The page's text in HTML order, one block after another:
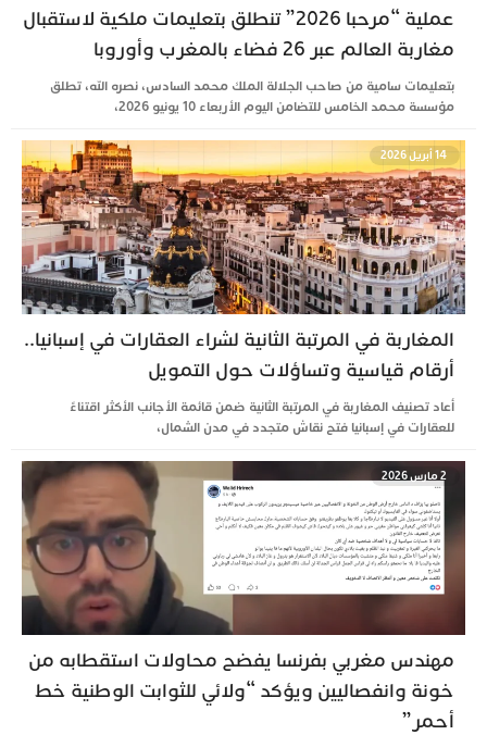
عملية “مرحبا 2026” تنطلق بتعليمات ملكية لاستقبال
مغاربة العالم عبر 26 فضاء بالمغرب وأوروبا
بتعليمات سامية من صاحب الجلالة الملك محمد السادس، نصره الله، تطلق
مؤسسة محمد الخامس للتضامن اليوم الأربعاء 10 يونيو 2026،
المغاربة في المرتبة الثانية لشراء العقارات في إسبانيا..
أرقام قياسية وتساؤلات حول التمويل
أعاد تصنيف المغاربة في المرتبة الثانية ضمن قائمة الأجانب الأكثر اقتناءً
للعقارات في إسبانيا فتح نقاش متجدد في مدن الشمال،
مهندس مغربي بفرنسا يفضح محاولات استقطابه من
خونة وانفصاليين ويؤكد “ولائي للثوابت الوطنية خط
أحمر”